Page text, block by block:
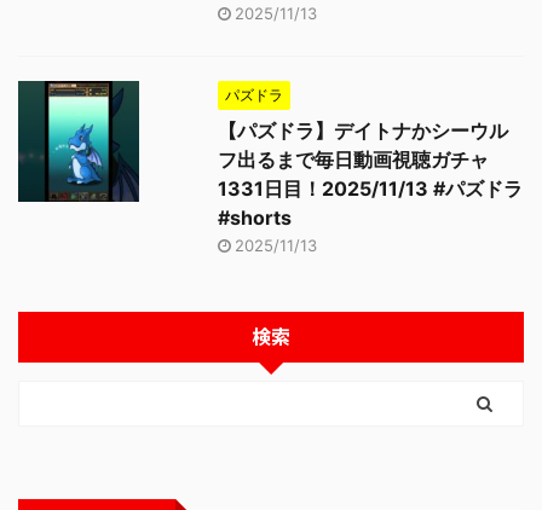
2025/11/13
パズドラ
【パズドラ】デイトナかシーウル
フ出るまで毎日動画視聴ガチャ
1331日目！2025/11/13 #パズドラ
#shorts
2025/11/13
検索